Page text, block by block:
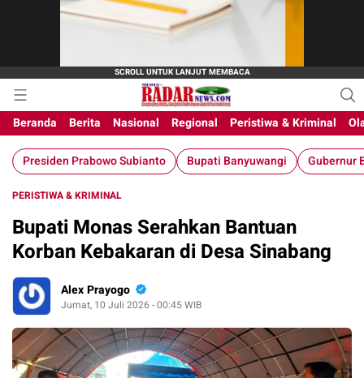
Beranda Berita Nasional Regional Peristiwa & Kriminal
Presiden Prabowo Subianto Bupati Banyuwangi Gubernur
PERISTIWA & KRIMINAL
Bupati Monas Serahkan Bantuan
Korban Kebakaran di Desa Sinabang
Alex Prayogo
Jumat, 10 Juli 2026 - 00:45 WIB